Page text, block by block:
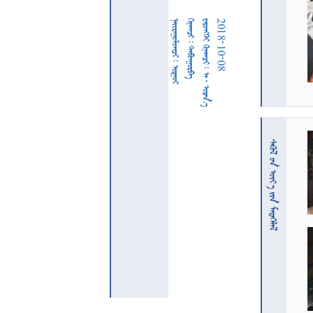
         2018-10-08
  